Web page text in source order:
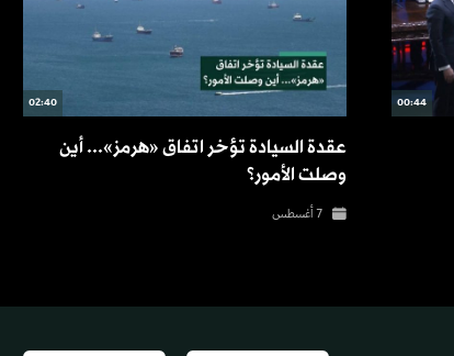
00:44
02:40
عقدة السيادة تؤخر اتفاق «هرمز»... أين
وصلت الأمور؟
7 أغسطس